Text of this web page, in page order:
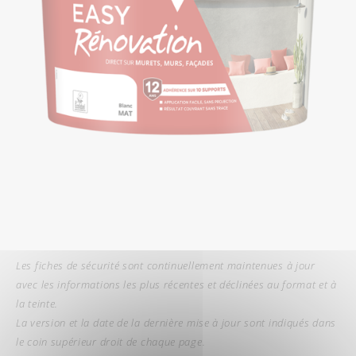
Les fiches de sécurité sont continuellement maintenues à jour
avec les informations les plus récentes et déclinées au format et à
la teinte.
La version et la date de la dernière mise à jour sont indiqués dans
le coin supérieur droit de chaque page.